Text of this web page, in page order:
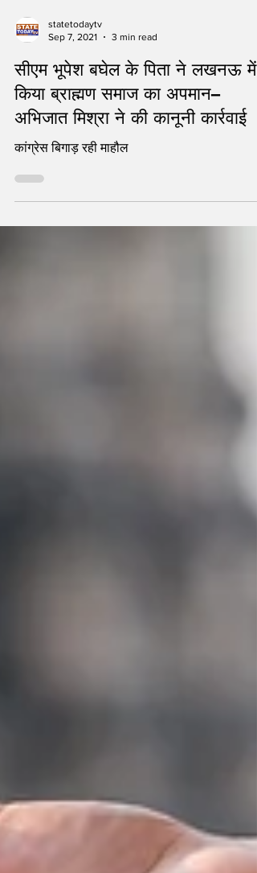
statetodaytv
Sep 7, 2021
3 min read
सीएम भूपेश बघेल के पिता ने लखनऊ में
किया ब्राह्मण समाज का अपमान–
अभिजात मिश्रा ने की कानूनी कार्रवाई
कांग्रेस बिगाड़ रही माहौल